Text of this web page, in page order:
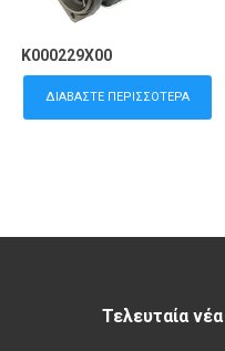
K000229X00
ΔΙΑΒΆΣΤΕ ΠΕΡΙΣΣΌΤΕΡΑ
Τελευταία νέα